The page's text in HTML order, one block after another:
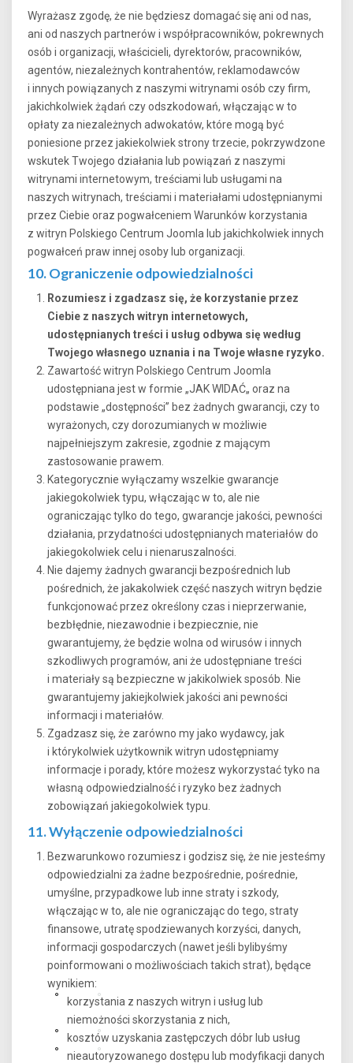
Wyrażasz zgodę, że nie będziesz domagać się ani od nas,
ani od naszych partnerów i współpracowników, pokrewnych
osób i organizacji, właścicieli, dyrektorów, pracowników,
agentów, niezależnych kontrahentów, reklamodawców
i innych powiązanych z naszymi witrynami osób czy firm,
jakichkolwiek żądań czy odszkodowań, włączając w to
opłaty za niezależnych adwokatów, które mogą być
poniesione przez jakiekolwiek strony trzecie, pokrzywdzone
wskutek Twojego działania lub powiązań z naszymi
witrynami internetowym, treściami lub usługami na
naszych witrynach, treściami i materiałami udostępnianymi
przez Ciebie oraz pogwałceniem Warunków korzystania
z witryn Polskiego Centrum Joomla lub jakichkolwiek innych
pogwałceń praw innej osoby lub organizacji.
10. Ograniczenie odpowiedzialności
Rozumiesz i zgadzasz się, że korzystanie przez
Ciebie z naszych witryn internetowych,
udostępnianych treści i usług odbywa się według
Twojego własnego uznania i na Twoje własne ryzyko.
Zawartość witryn Polskiego Centrum Joomla
udostępniana jest w formie „JAK WIDAĆ„ oraz na
podstawie „dostępności” bez żadnych gwarancji, czy to
wyrażonych, czy dorozumianych w możliwie
najpełniejszym zakresie, zgodnie z mającym
zastosowanie prawem.
Kategorycznie wyłączamy wszelkie gwarancje
jakiegokolwiek typu, włączając w to, ale nie
ograniczając tylko do tego, gwarancje jakości, pewności
działania, przydatności udostępnianych materiałów do
jakiegokolwiek celu i nienaruszalności.
Nie dajemy żadnych gwarancji bezpośrednich lub
pośrednich, że jakakolwiek część naszych witryn będzie
funkcjonować przez określony czas i nieprzerwanie,
bezbłędnie, niezawodnie i bezpiecznie, nie
gwarantujemy, że będzie wolna od wirusów i innych
szkodliwych programów, ani że udostępniane treści
i materiały są bezpieczne w jakikolwiek sposób. Nie
gwarantujemy jakiejkolwiek jakości ani pewności
informacji i materiałów.
Zgadzasz się, że zarówno my jako wydawcy, jak
i którykolwiek użytkownik witryn udostępniamy
informacje i porady, które możesz wykorzystać tyko na
własną odpowiedzialność i ryzyko bez żadnych
zobowiązań jakiegokolwiek typu.
11. Wyłączenie odpowiedzialności
Bezwarunkowo rozumiesz i godzisz się, że nie jesteśmy
odpowiedzialni za żadne bezpośrednie, pośrednie,
umyślne, przypadkowe lub inne straty i szkody,
włączając w to, ale nie ograniczając do tego, straty
finansowe, utratę spodziewanych korzyści, danych,
informacji gospodarczych (nawet jeśli bylibyśmy
poinformowani o możliwościach takich strat), będące
wynikiem:
korzystania z naszych witryn i usług lub
niemożności skorzystania z nich,
kosztów uzyskania zastępczych dóbr lub usług
nieautoryzowanego dostępu lub modyfikacji danych